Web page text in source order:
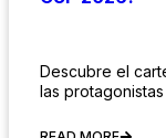
Descubre el
las